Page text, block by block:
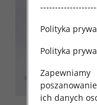
Polityka
Polityka
ich danych